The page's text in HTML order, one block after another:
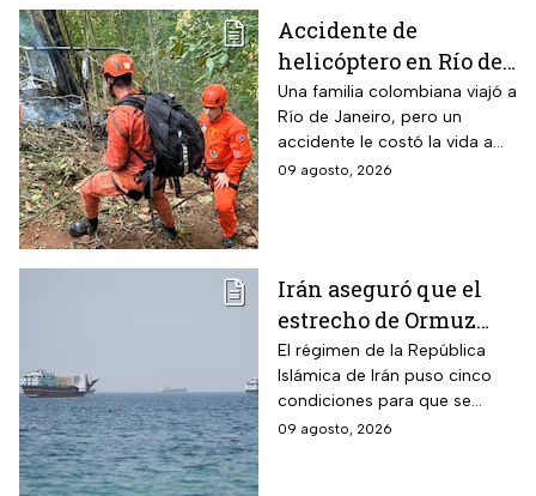
Accidente de
helicóptero en Río de
Janeiro deja muertos;
su familia los
esperaba en tierra
Una familia colombiana viajó a
Río de Janeiro, pero un
accidente le costó la vida a
tres integrantes
09 agosto, 2026
Irán aseguró que el
estrecho de Ormuz
seguirá bloqueado
hasta que EUA acepte
“sus condiciones”
El régimen de la República
Islámica de Irán puso cinco
condiciones para que se
reabra el estrecho de Ormuz
09 agosto, 2026